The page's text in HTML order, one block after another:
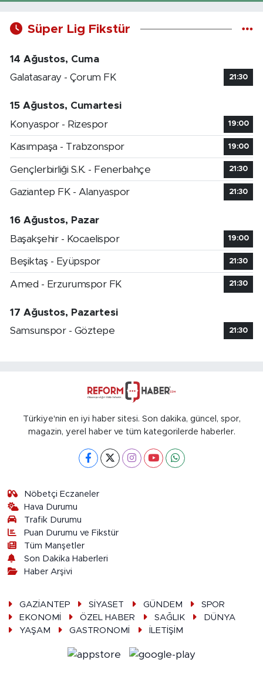
Süper Lig Fikstür
14 Ağustos, Cuma
Galatasaray - Çorum FK
21:30
15 Ağustos, Cumartesi
Konyaspor - Rizespor
19:00
Kasımpaşa - Trabzonspor 19:00
Gençlerbirliği S.K. - Fenerbahçe 21:30
Gaziantep FK - Alanyaspor 21:30
16 Ağustos, Pazar
Başakşehir - Kocaelispor
19:00
Beşiktaş - Eyüpspor 21:30
Amed - Erzurumspor FK 21:30
17 Ağustos, Pazartesi
Samsunspor - Göztepe
21:30
Türkiye'nin en iyi haber sitesi. Son dakika, güncel, spor,
magazin, yerel haber ve tüm kategorilerde haberler.
Nöbetçi Eczaneler
Hava Durumu
Trafik Durumu
Puan Durumu ve Fikstür
Tüm Manşetler
Son Dakika Haberleri
Haber Arşivi
GAZİANTEP SİYASET GÜNDEM
SPOR
EKONOMİ
ÖZEL HABER SAĞLIK
DÜNYA
YAŞAM
GASTRONOMİ İLETİŞİM